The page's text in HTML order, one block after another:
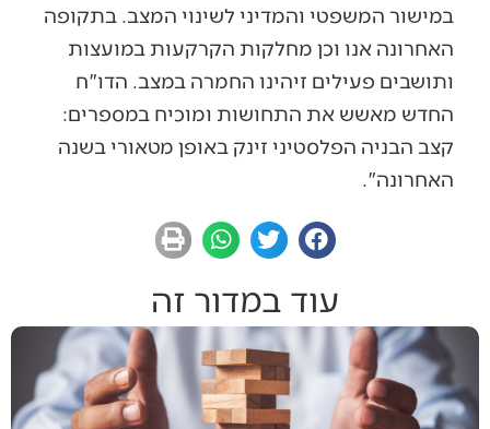
במישור המשפטי והמדיני לשינוי המצב. בתקופה
האחרונה אנו וכן מחלקות הקרקעות במועצות
ותושבים פעילים זיהינו החמרה במצב. הדו"ח
החדש מאשש את התחושות ומוכיח במספרים:
קצב הבניה הפלסטיני זינק באופן מטאורי בשנה
האחרונה".
עוד במדור זה